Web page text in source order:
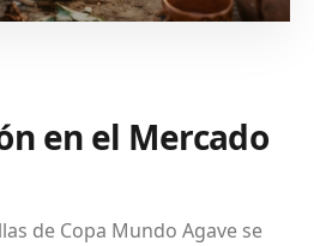
en el Mercado
de Copa Mundo Agave se